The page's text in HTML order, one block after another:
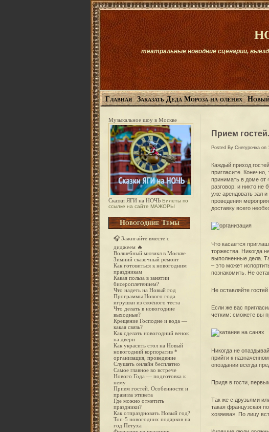
театральные новодние сценарии,
Главная Заказать Деда Мороза на оленях Новый
Музыкальное шоу в Москве
Сказки ЯГИ на НОЧЬ Билеты по
ссылке на сайте МАЖОРЫ
Новогодние Темы
🎧 Зажигайте вместе с
диджеем 🔥
Волшебный мюзикл в Москве
Зимний сказочный ремонт
Как готовиться к новогодним
праздникам
Какая польза в занятии
бисероплетением?
Что надеть на Новый год
Программы Нового года
игрушки из слоёного теста
Что делать в новогодние
выходные?
Крещение Господне и вода —
какая связь?
Как сделать новогодний венок
на двери
Как украсить стол на Новый
новогодний корпоратив *
организация, проведение
Слушать онлайн бесплатно
Самое главное во встрече
Нового Года — подготовка к
нему
Прием гостей. Особенности и
правила этикета
Где можно отметить
праздники?
Как отпраздновать Новый год?
Топ-5 новогодних подарков на
год Петуха
Прием
Posted By Снегурочка on
Каждый приход
пригласите.
принимать в доме от
разговор, и никто не
уже арендовать зал
проведения
доставку всего
Что касается
торжества. Никогда
выполненные дела.
– это может
познакомить. Не
Не оставляйте
Если же вас
четким: сможете вы
Никогда не
прийти к
опоздании всегда
Придя в гости,
Так же с друзьями
такая французская
хозяева». По лицу